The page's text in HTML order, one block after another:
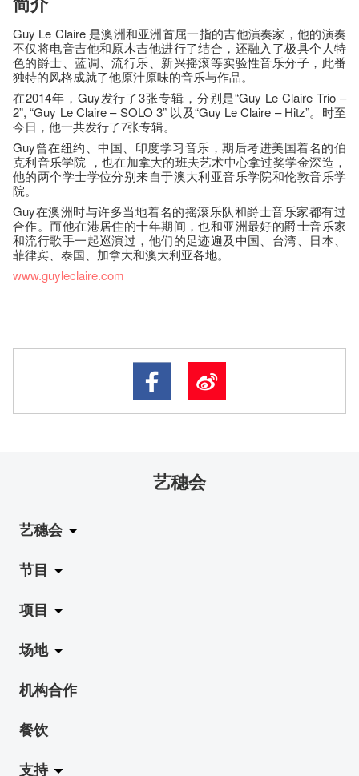
Guy Le Claire 是澳洲和亚洲首屈一指的吉他演奏家，他的演奏
不仅将电音吉他和原木吉他进行了结合，还融入了极具个人特
色的爵士、蓝调、流行乐、新兴摇滚等实验性音乐分子，此番
独特的风格成就了他原汁原味的音乐与作品。
在2014年，Guy发行了3张专辑，分别是“Guy Le Claire Trio –
2”, “Guy Le Claire – SOLO 3” 以及“Guy Le Claire – Hitz”。时至
今日，他一共发行了7张专辑。
Guy曾在纽约、中国、印度学习音乐，期后考进美国着名的伯
克利音乐学院 ，也在加拿大的班夫艺术中心拿过奖学金深造，
他的两个学士学位分别来自于澳大利亚音乐学院和伦敦音乐学
院。
Guy在澳洲时与许多当地着名的摇滚乐队和爵士音乐家都有过
合作。而他在港居住的十年期间，也和亚洲最好的爵士音乐家
和流行歌手一起巡演过，他们的足迹遍及中国、台湾、日本、
菲律宾、泰国、加拿大和澳大利亚各地。
www.guyleclaire.com
艺穗会
艺穗会
关于艺穗会
艺穗会的演化
使命与宗旨
艺穗会架构
档案库
艺穗网志
节目
拉阔
展览
演出
活动
工作坊
项目
Jazz-Go-Central, Jazz-Go-Fringe
LPL
2015-16 艺术场地资助计划
2015 照亮香港在新加坡
场地
陈丽玲划廊
奶库
地下剧场
机构合作
餐饮
支持